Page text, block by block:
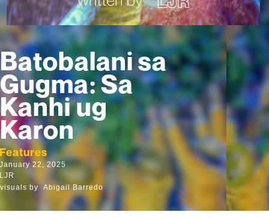
Batobalani sa
Gugma: Sa
Kanhi ug
Karon
Features
January 22, 2025
LJR
visuals by
Abigail Barredo